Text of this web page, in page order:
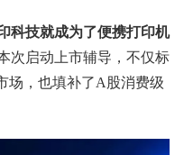
科技就成为了便携打印机
次启动上市辅导，不仅标
场，也填补了A股消费级